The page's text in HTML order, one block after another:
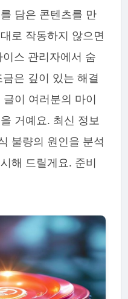
담은 콘텐츠를 만
로 작동하지 않으면
스 관리자에서 숨
은 깊이 있는 해결
이 여러분의 마이
거예요. 최신 정보
불량의 원인을 분석
해 드릴게요. 준비